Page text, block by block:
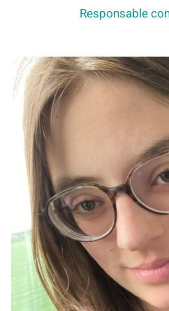
Responsable